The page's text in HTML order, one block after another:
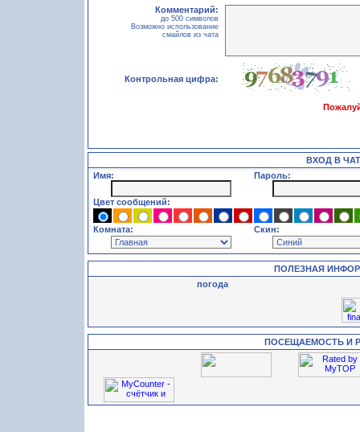
Комментарий:
до 500 символов
Возможно использование
смайлов из чата
Контрольная цифра:
ВХОД В ЧАТ
Имя:
Пароль:
Цвет сообщений:
Комната: Скин:
ПОЛЕЗНАЯ
погода
ПОСЕЩАЕМОСТЬ И